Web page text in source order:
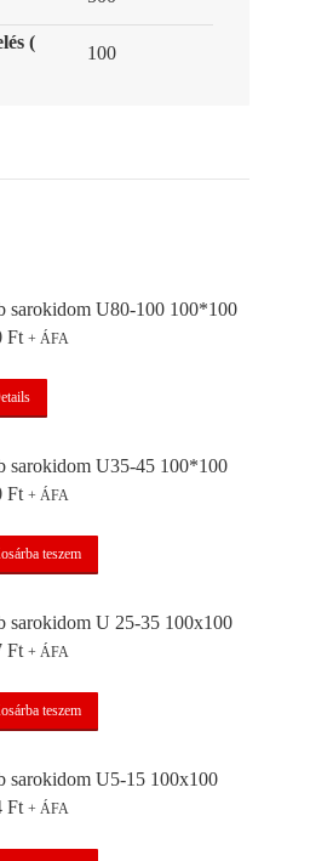
(
100
sarokidom U80-100 100*100
Ft + ÁFA
sarokidom U35-45 100*100
Ft + ÁFA
teszem
sarokidom U 25-35 100x100
Ft + ÁFA
teszem
sarokidom U5-15 100x100
Ft + ÁFA